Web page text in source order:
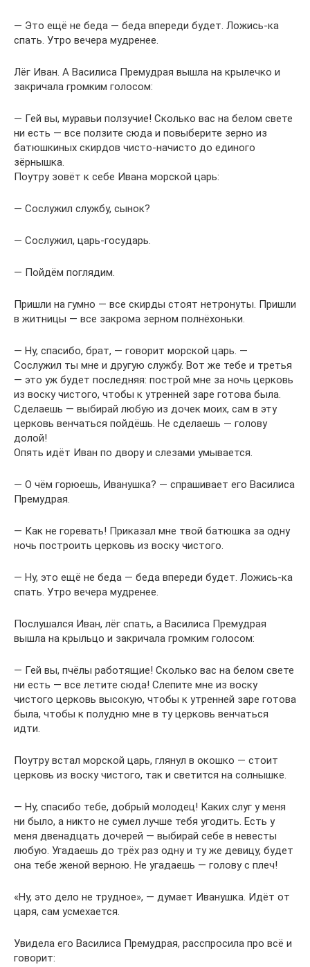
— Это ещё не беда — беда впереди будет. Ложись-ка
спать. Утро вечера мудренее.
Лёг Иван. А Василиса Премудрая вышла на крылечко и
закричала громким голосом:
— Гей вы, муравьи ползучие! Сколько вас на белом свете
ни есть — все ползите сюда и повыберите зерно из
батюшкиных скирдов чисто-начисто до единого
зёрнышка.
Поутру зовёт к себе Ивана морской царь:
— Сослужил службу, сынок?
— Сослужил, царь-государь.
— Пойдём поглядим.
Пришли на гумно — все скирды стоят нетронуты. Пришли
в житницы — все закрома зерном полнёхоньки.
— Ну, спасибо, брат, — говорит морской царь. —
Сослужил ты мне и другую службу. Вот же тебе и третья
— это уж будет последняя: построй мне за ночь церковь
из воску чистого, чтобы к утренней заре готова была.
Сделаешь — выбирай любую из дочек моих, сам в эту
церковь венчаться пойдёшь. Не сделаешь — голову
долой!
Опять идёт Иван по двору и слезами умывается.
— О чём горюешь, Иванушка? — спрашивает его Василиса
Премудрая.
— Как не горевать! Приказал мне твой батюшка за одну
ночь построить церковь из воску чистого.
— Ну, это ещё не беда — беда впереди будет. Ложись-ка
спать. Утро вечера мудренее.
Послушался Иван, лёг спать, а Василиса Премудрая
вышла на крыльцо и закричала громким голосом:
— Гей вы, пчёлы работящие! Сколько вас на белом свете
ни есть — все летите сюда! Слепите мне из воску
чистого церковь высокую, чтобы к утренней заре готова
была, чтобы к полудню мне в ту церковь венчаться
идти.
Поутру встал морской царь, глянул в окошко — стоит
церковь из воску чистого, так и светится на солнышке.
— Ну, спасибо тебе, добрый молодец! Каких слуг у меня
ни было, а никто не сумел лучше тебя угодить. Есть у
меня двенадцать дочерей — выбирай себе в невесты
любую. Угадаешь до трёх раз одну и ту же девицу, будет
она тебе женой верною. Не угадаешь — голову с плеч!
«Ну, это дело не трудное», — думает Иванушка. Идёт от
царя, сам усмехается.
Увидела его Василиса Премудрая, расспросила про всё и
говорит: